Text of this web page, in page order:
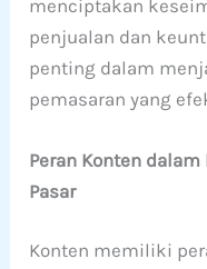
menciptakan
penjualan dan
penting dalam
pemasaran yang
Peran Konten
Pasar
Konten memiliki